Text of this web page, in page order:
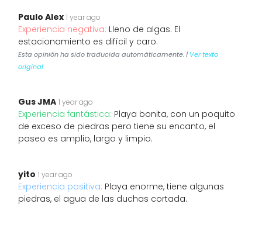
Paulo Alex 1 year ago
Experiencia negativa: Lleno de algas. El
estacionamiento es difícil y caro.
Esta opinión ha sido traducida automáticamente. | Ver texto
original
Gus JMA 1 year ago
Experiencia fantástica: Playa bonita, con un poquito
de exceso de piedras pero tiene su encanto, el
paseo es amplio, largo y limpio.
yito 1 year ago
Experiencia positiva: Playa enorme, tiene algunas
piedras, el agua de las duchas cortada.